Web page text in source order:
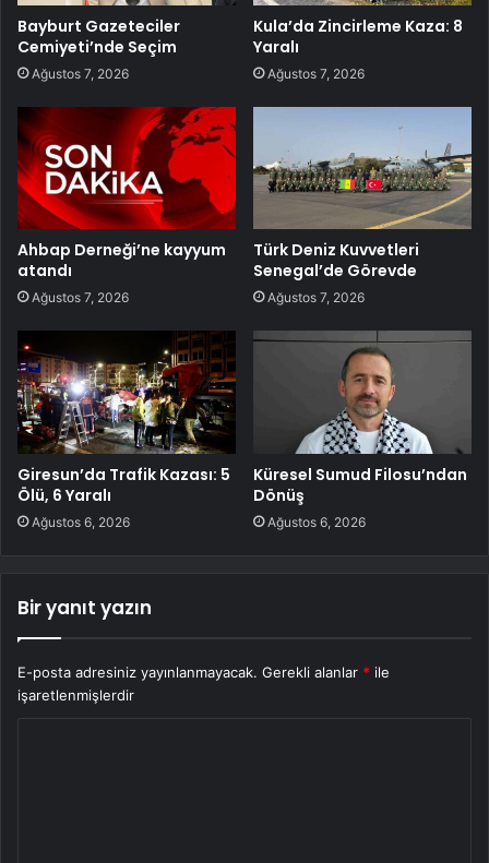
Bayburt Gazeteciler
Cemiyeti’nde Seçim
Ağustos 7, 2026
Kula’da Zincirleme Kaza: 8
Yaralı
Ağustos 7, 2026
Ahbap Derneği’ne kayyum
atandı
Ağustos 7, 2026
Türk Deniz Kuvvetleri
Senegal’de Görevde
Ağustos 7, 2026
Giresun’da Trafik Kazası: 5
Ölü, 6 Yaralı
Ağustos 6, 2026
Küresel Sumud Filosu’ndan
Dönüş
Ağustos 6, 2026
Bir yanıt yazın
E-posta adresiniz yayınlanmayacak. Gerekli alanlar * ile
işaretlenmişlerdir